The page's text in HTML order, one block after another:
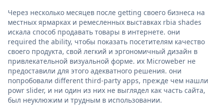
Через несколько месяцев после getting своего бизнеса на
местных ярмарках и ремесленных выставках rbia shades
искала способ продавать товары в интернете. они
required the ability, чтобы показать посетителям качество
своего продукта, свой легкий и эргономичный дизайн в
привлекательной визуальной форме. их Microweber не
предоставили для этого адекватного решения. они
попробовали different third-party apps, прежде чем нашли
powr slider, и ни один из них не выглядел как часть сайта,
был неуклюжим и трудным в использовании.